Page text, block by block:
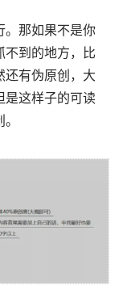
。那如果不是你
不到的地方，比
还有伪原创，大
是这样子的可读